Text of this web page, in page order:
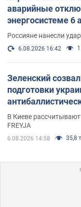
аварийные
энергосистеме 6
Россияне нанесли
6.08.2026 16:42
Зеленский
подготовки
решения
В Киеве
FREYJA
6.08.2026 14:58 35,8